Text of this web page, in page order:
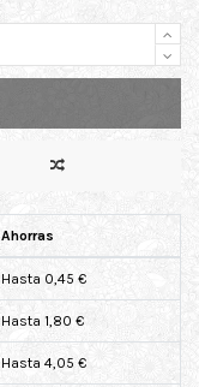
Ahorras
Hasta 0,45 €
Hasta 1,80 €
Hasta 4,05 €